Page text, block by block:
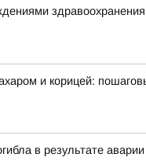
и корицей:
в результате